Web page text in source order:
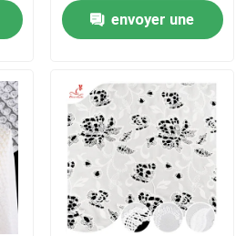
envoyer une